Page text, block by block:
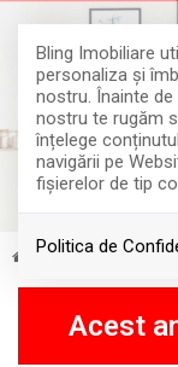
Bling Imobiliare
personaliza și
nostru. Înainte
nostru te rugăm
înțelege
navigării pe
fişierelor de tip
Politica de
Inchiriere
Acest